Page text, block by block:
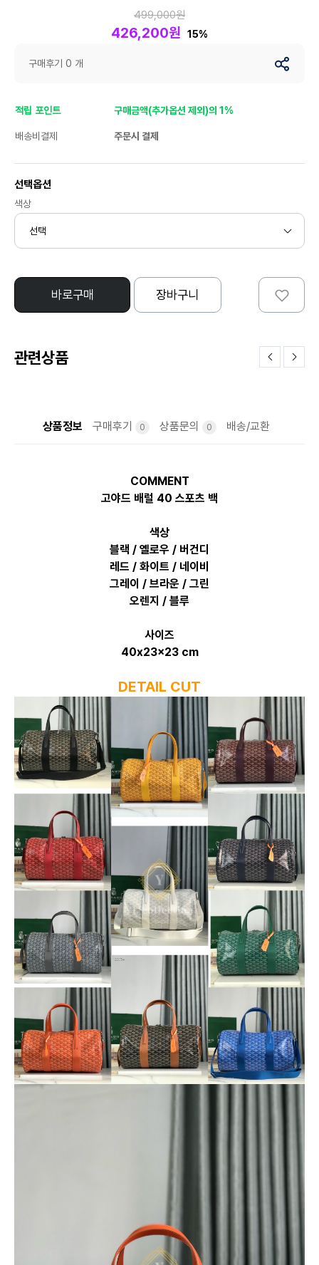
499,000원
426,200원 15%
구매후기 0 개
적립 포인트 구매금액(추가옵션 제외)의 1%
배송비결제 주문시 결제
선택옵션
색상
바로구매 장바구니
관련상품
상품정보 구매후기 0 상품문의 0 배송/교환
COMMENT
고야드 배럴 40 스포츠 백
색상
블랙 / 옐로우 / 버건디
레드 / 화이트 / 네이비
그레이 / 브라운 / 그린
오렌지 / 블루
사이즈
40x23x23 cm
DETAIL CUT